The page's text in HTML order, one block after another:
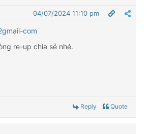
04/07/2024 11:10 pm
com
re-up chia sẻ nhé.
Reply Quote